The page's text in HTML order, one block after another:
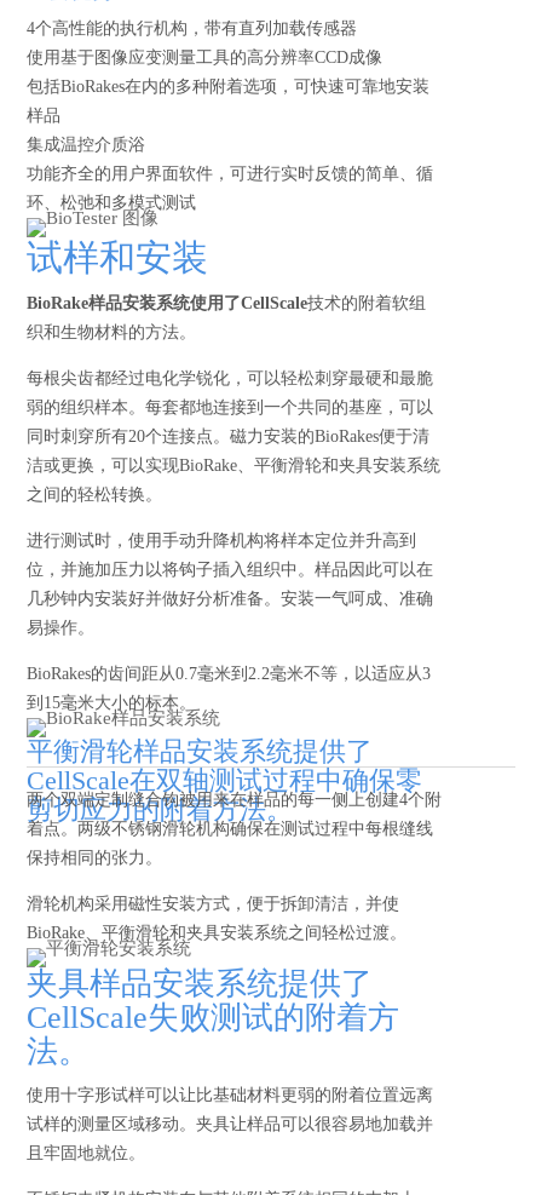
4个高性能的执行机构，带有直列加载传感器
使用基于图像应变测量工具的高分辨率CCD成像
包括BioRakes在内的多种附着选项，可快速可靠地安装
样品
集成温控介质浴
功能齐全的用户界面软件，可进行实时反馈的简单、循
环、松弛和多模式测试
试样和安装
BioRake样品安装系统使用了CellScale技术的附着软组
织和生物材料的方法。
每根尖齿都经过电化学锐化，可以轻松刺穿最硬和最脆
弱的组织样本。每套都地连接到一个共同的基座，可以
同时刺穿所有20个连接点。磁力安装的BioRakes便于清
洁或更换，可以实现BioRake、平衡滑轮和夹具安装系统
之间的轻松转换。
进行测试时，使用手动升降机构将样本定位并升高到
位，并施加压力以将钩子插入组织中。样品因此可以在
几秒钟内安装好并做好分析准备。安装一气呵成、准确
易操作。
BioRakes的齿间距从0.7毫米到2.2毫米不等，以适应从3
到15毫米大小的标本。
平衡滑轮样品安装系统提供了
CellScale在双轴测试过程中确保零
剪切应力的附着方法。
两个双端定制缝合钩被用来在样品的每一侧上创建4个附
着点。两级不锈钢滑轮机构确保在测试过程中每根缝线
保持相同的张力。
滑轮机构采用磁性安装方式，便于拆卸清洁，并使
BioRake、平衡滑轮和夹具安装系统之间轻松过渡。
夹具样品安装系统提供了
CellScale失败测试的附着方
法。
使用十字形试样可以让比基础材料更弱的附着位置远离
试样的测量区域移动。夹具让样品可以很容易地加载并
且牢固地就位。